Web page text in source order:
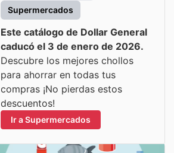
Supermercados
Este catálogo de Dollar General
caducó el 3 de enero de 2026.
Descubre los mejores chollos
para ahorrar en todas tus
compras ¡No pierdas estos
descuentos!
Ir a Supermercados